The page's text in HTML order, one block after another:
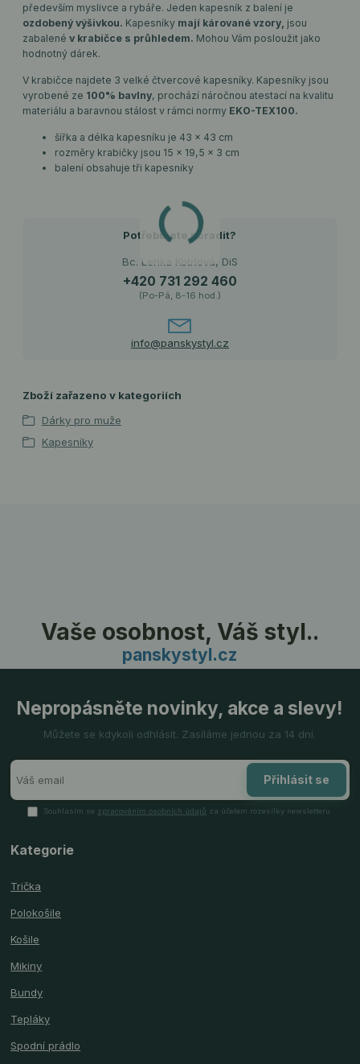
především myslivce a rybáře. Jeden kapesník z balení je
ozdobený výšivkou. Kapesníky mají kárované vzory, jsou
zabalenév krabičce s průhledem. Mohou Vám posloužit jako
hodnotný dárek.
V krabičce najdete 3 velké čtvercové kapesníky. Kapesníky jsou
vyrobené ze 100% bavlny, prochází náročnou atestací na kvalitu
materiálu a baravnou stálost v rámci normy EKO-TEX100.
šířka a délka kapesníku je 43 x 43 cm
rozměry krabičky jsou 15 x 19,5 x 3 cm
balení obsahuje tři kapesníky
Potřebujete poradit?
Bc. Lenka Kotrlová, DiS
+420 731 292 460
(Po-Pá, 8-16 hod.)
info@panskystyl.cz
Zboží zařazeno v kategoriích
Dárky pro muže
Kapesníky
Vaše osobnost, Váš styl..
panskystyl.cz
Nepropásněte novinky, akce a slevy!
Můžete se kdykoli odhlásit. Zasíláme jednou za 14 dní.
Přihlásit se
Souhlasím se zpracováním osobních údajů za účelem rozesílky newsletteru.
Kategorie
Trička
Polokošile
Košile
Mikiny
Bundy
Tepláky
Spodní prádlo